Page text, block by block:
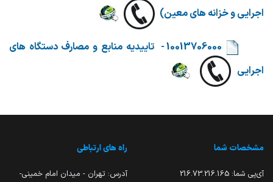
اجرایی و خزانه های معین)
10013706000 - تاییدیه منابع و مصارف دستگاه های
اجرایی
مشخصات شما
آی‌پی شما: 216.73.216.165
راه های ارتباطی
آدرس: تهران - میدان امام خمینی-